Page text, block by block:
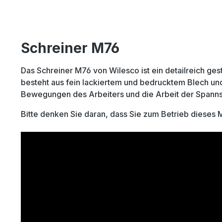
Schreiner M76
Das Schreiner M76 von Wilesco ist ein detailreich
besteht aus fein lackiertem und bedrucktem Blech
Bewegungen des Arbeiters und die Arbeit der
Bitte denken Sie daran, dass Sie zum Betrieb